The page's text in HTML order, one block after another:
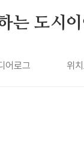
는 도시이
어로그 위